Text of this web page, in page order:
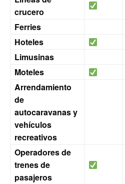
crucero
Ferries
Hoteles
Limusinas
Moteles
Arrendamiento
de
autocaravanas y
vehículos
recreativos
Operadores de
trenes de
pasajeros